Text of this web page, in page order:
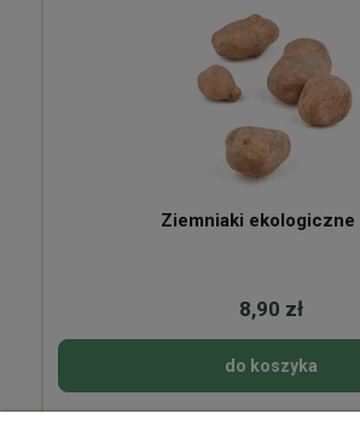
Ziemniaki ekologiczne
8,90 zł
do koszyka